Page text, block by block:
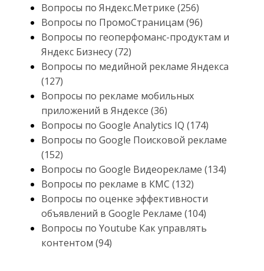
Вопросы по Яндекс.Метрике (256)
Вопросы по ПромоСтраницам (96)
Вопросы по геоперфоманс-продуктам и
Яндекс Бизнесу (72)
Вопросы по медийной рекламе Яндекса
(127)
Вопросы по рекламе мобильных
приложений в Яндексе (36)
Вопросы по Google Analytics IQ (174)
Вопросы по Google Поисковой рекламе
(152)
Вопросы по Google Видеорекламе (134)
Вопросы по рекламе в КМС (132)
Вопросы по оценке эффективности
объявлений в Google Рекламе (104)
Вопросы по Youtube Как управлять
контентом (94)